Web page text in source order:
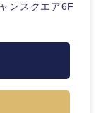
ンスクエア6F